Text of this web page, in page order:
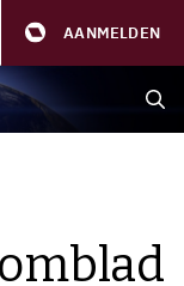
AANMELDEN